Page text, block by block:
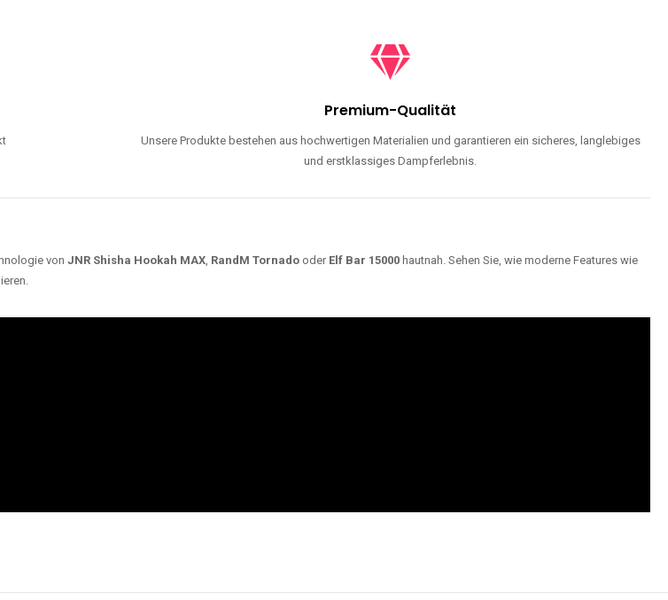
Premium-Qualität
Unsere Produkte bestehen aus hochwertigen Materialien und garantieren ein sicheres, langlebiges
und erstklassiges Dampferlebnis.
von JNR Shisha Hookah MAX, RandM Tornado oder Elf Bar 15000 hautnah. Sehen Sie, wie moderne Features wie